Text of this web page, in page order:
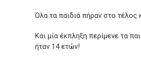
Όλα τα παιδιά πήραν στο
Και μία έκπληξη περίμενε τα
ήταν 14 ετών!